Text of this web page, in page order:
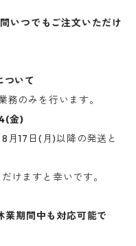
いつでもご注文いただけ
いて
のみを行います。
金)
月17日(月)以降の発送と
けますと幸いです。
業期間中も対応可能で